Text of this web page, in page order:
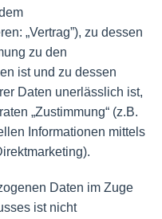
„Vertrag”), zu dessen
zu den
ist und zu dessen
Daten unerlässlich ist,
„Zustimmung“ (z.B.
Informationen mittels
Daten im Zuge
ist nicht